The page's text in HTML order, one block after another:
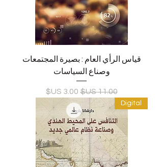
قياس الرأي العام : بصيرة المجتمعات
وصناع السياسات
سعر عادي‏11.00 US$ سعر البيع
Digital